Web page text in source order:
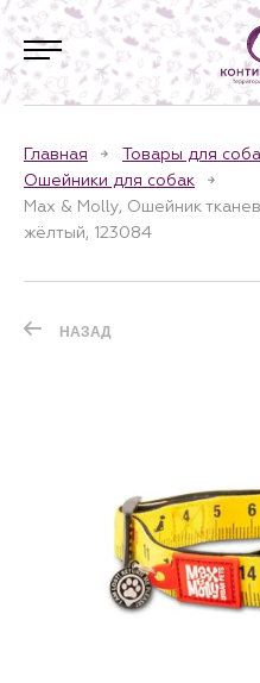
Главная Товары для
Ошейники для собак
Max & Molly, Ошейник
жёлтый, 123084
НАЗАД